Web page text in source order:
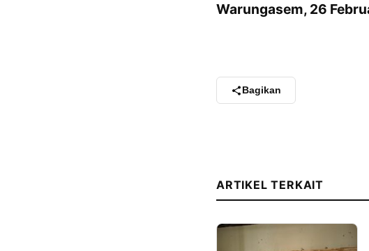
Warungasem, 26
Bagikan
ARTIKEL TERKAIT